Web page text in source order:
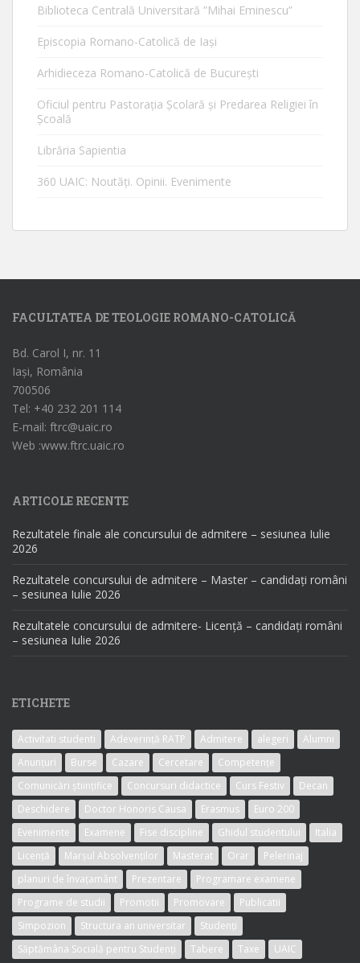
Biblioteca Centrală Universitară ”Mihai Eminescu”
Episcopia Romano-Catolică de Iaşi
Arhidieceza Romano-Catolică de Bucureşti
Oficiul pentru Pastorația Școlară și Predarea Religiei în
Școală
Librăria Sapientia
360 UAIC: Noutăţi. Opinii. Evenimente
FACULTATEA DE TEOLOGIE ROMANO-CATOLICĂ
Bd. Carol I, nr. 11
Iași, România
700506
Tel: +40 232 201 114
E-mail: ftrc@uaic.ro
Web :www.ftrc.uaic.ro
ARTICOLE RECENTE
Rezultatele finale ale concursului de admitere – sesiunea Iulie
2026
Rezultatele concursului de admitere – Master – candidați români
– sesiunea Iulie 2026
Rezultatele concursului de admitere- Licență – candidați români
– sesiunea Iulie 2026
ETICHETE
Activitati studenti Adeverință RATP Admitere alegeri
Alumni
Anunțuri
Burse Cazare Cercetare
Competențe
Comunicări științifice
Concursuri didactice Curs Festiv
Decan
Deschidere
Doctor Honoris Causa Erasmus
Euro 200
Evenimente
Examene Fise discipline Ghidul studentului
Italia
Licență
Marșul Absolvenților Masterat Orar
Pelerinaj
planuri de învațamânt
Prezentare
Programare examene
Programe de studii
Promotii Promovare
Publicatii
Simpozion
Structura an universitar
Studenți
Săptămâna Socială pentru Studenți
Tabere Taxe UAIC